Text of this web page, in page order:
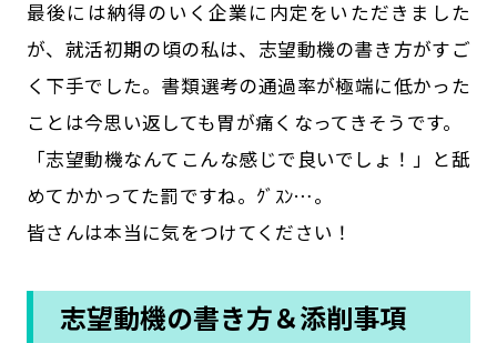
最後には納得のいく企業に内定をいただきました
が、就活初期の頃の私は、志望動機の書き方がすご
く下手でした。書類選考の通過率が極端に低かった
ことは今思い返しても胃が痛くなってきそうです。
「志望動機なんてこんな感じで良いでしょ！」と舐
めてかかってた罰ですね。ｸﾞｽﾝ…。
皆さんは本当に気をつけてください！
志望動機の書き方＆添削事項